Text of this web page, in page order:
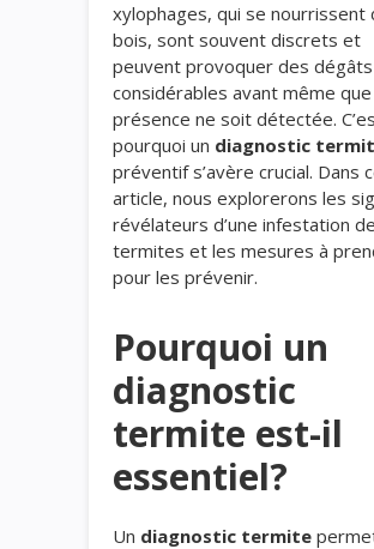
xylophages, qui se nourrissent
bois, sont souvent discrets et
peuvent provoquer des dégâts
considérables avant même
présence ne soit détectée.
pourquoi un diagnostic
préventif s’avère crucial. Dans
article, nous explorerons les
révélateurs d’une infestation de
termites et les mesures à
pour les prévenir.
Pourquoi un
diagnostic
termite est-il
essentiel?
Un diagnostic termite